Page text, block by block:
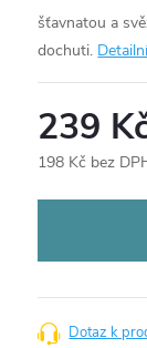
šťavnatou a
dochuti.
239
198 Kč bez
Dotaz k